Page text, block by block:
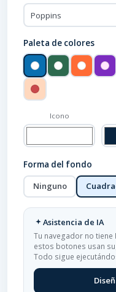
Paleta de colores
Icono
Forma del fondo
Ninguno
Asistencia de IA
Tu navegador no
estos botones usan
Todo sigue